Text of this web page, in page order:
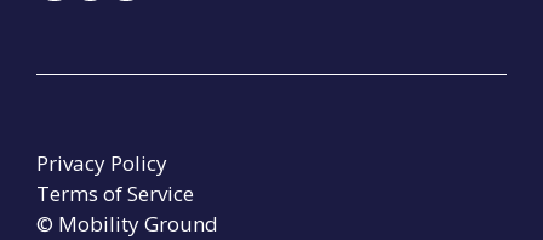
© Mobility Ground
Privacy Policy
Terms of Service